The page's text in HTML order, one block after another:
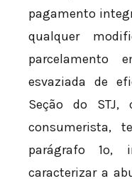
pagamento
qualquer
parcelamento
esvaziada de
Seção do STJ,
consumerista,
parágrafo 1º,
caracterizar a